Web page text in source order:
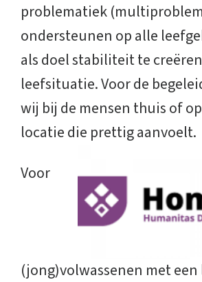
problematiek
ondersteunen op alle
als doel stabiliteit te
leefsituatie. Voor de
wij bij de mensen thuis of
locatie die prettig aanvoelt.
Voor
(jong)volwassenen met